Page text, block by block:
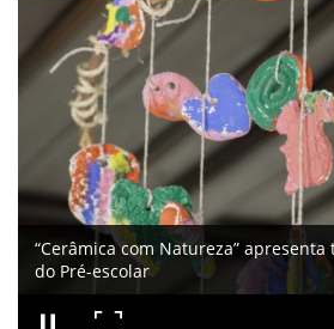
“Cerâmica com Natureza”
do Pré-escolar